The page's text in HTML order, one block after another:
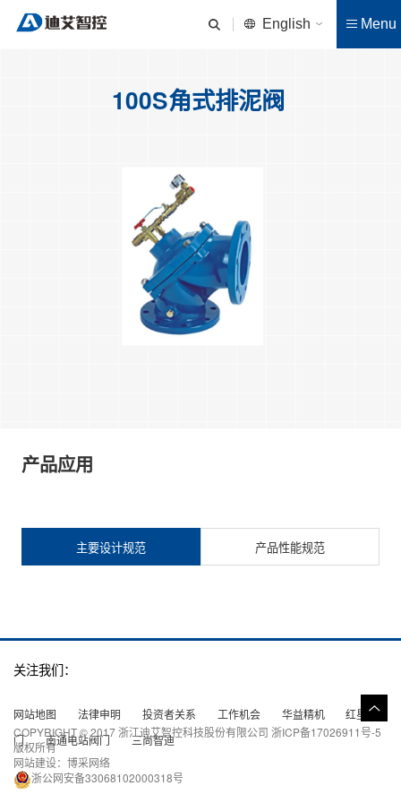
Menu
English
100S角式排泥阀
产品应用
主要设计规范 产品性能规范
关注我们：
网站地图 法律申明 投资者关系 工作机会 华益精机
红星阀
门
南通电站阀门 三尚智迪
COPYRIGHT © 2017 浙江迪艾智控科技股份有限公司 浙ICP备17026911号-5
版权所有
网站建设： 博采网络
浙公网安备33068102000318号